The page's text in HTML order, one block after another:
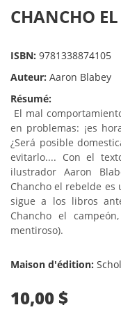
CHANCHO
ISBN: 9781338874105
Auteur: Aaron Blabey
Résumé:
El mal
en problemas: ¡es
¿Será posible
evitarlo.... Con el
ilustrador Aaron
Chancho el rebelde
sigue a los libros
Chancho el
mentiroso).
Maison d'édition:
10,00 $